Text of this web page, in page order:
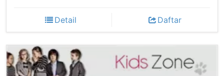
Detail Daftar